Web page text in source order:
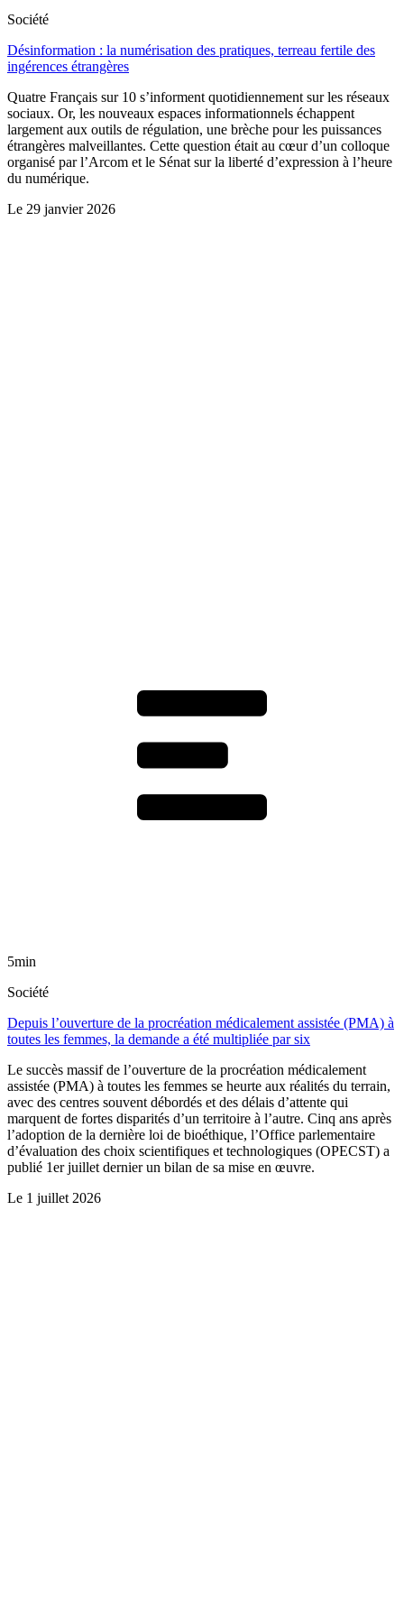
Société
Désinformation : la numérisation des pratiques, terreau fertile des
ingérences étrangères
Quatre Français sur 10 s’informent quotidiennement sur les réseaux
sociaux. Or, les nouveaux espaces informationnels échappent
largement aux outils de régulation, une brèche pour les puissances
étrangères malveillantes. Cette question était au cœur d’un colloque
organisé par l’Arcom et le Sénat sur la liberté d’expression à l’heure
du numérique.
Le 29 janvier 2026
5min
Société
Depuis l’ouverture de la procréation médicalement assistée (PMA) à
toutes les femmes, la demande a été multipliée par six
Le succès massif de l’ouverture de la procréation médicalement
assistée (PMA) à toutes les femmes se heurte aux réalités du terrain,
avec des centres souvent débordés et des délais d’attente qui
marquent de fortes disparités d’un territoire à l’autre. Cinq ans après
l’adoption de la dernière loi de bioéthique, l’Office parlementaire
d’évaluation des choix scientifiques et technologiques (OPECST) a
publié 1er juillet dernier un bilan de sa mise en œuvre.
Le 1 juillet 2026